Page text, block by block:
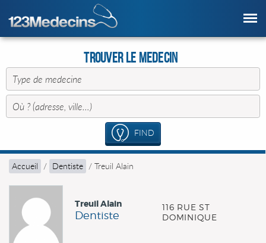
Trouver le Medecin
FIND
Accueil / Dentiste / Treuil Alain
Treuil Alain
Dentiste
116 RUE ST
DOMINIQUE